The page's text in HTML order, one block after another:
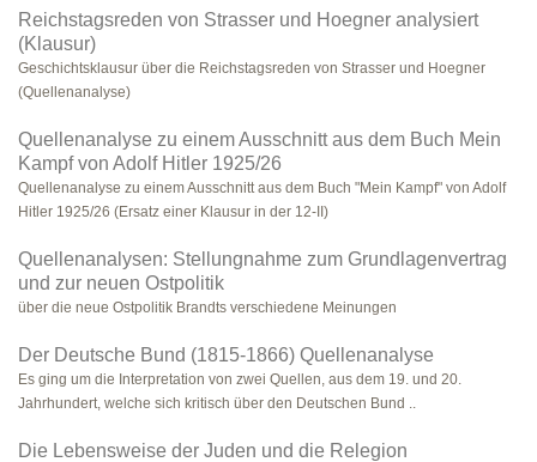
Reichstagsreden von Strasser und Hoegner analysiert
(Klausur)
Geschichtsklausur über die Reichstagsreden von Strasser und Hoegner
(Quellenanalyse)
Quellenanalyse zu einem Ausschnitt aus dem Buch Mein
Kampf von Adolf Hitler 1925/26
Quellenanalyse zu einem Ausschnitt aus dem Buch "Mein Kampf" von Adolf
Hitler 1925/26 (Ersatz einer Klausur in der 12-II)
Quellenanalysen: Stellungnahme zum Grundlagenvertrag
und zur neuen Ostpolitik
über die neue Ostpolitik Brandts verschiedene Meinungen
Der Deutsche Bund (1815-1866) Quellenanalyse
Es ging um die Interpretation von zwei Quellen, aus dem 19. und 20.
Jahrhundert, welche sich kritisch über den Deutschen Bund ..
Die Lebensweise der Juden und die Relegion